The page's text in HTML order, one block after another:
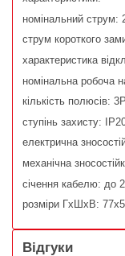
номінальний струм:
струм короткого
характеристика
номінальна робоча
кількість полюсів: 3P
ступінь захисту:
електрична
механічна
січення кабелю: до
розміри ГхШхВ:
Відгуки